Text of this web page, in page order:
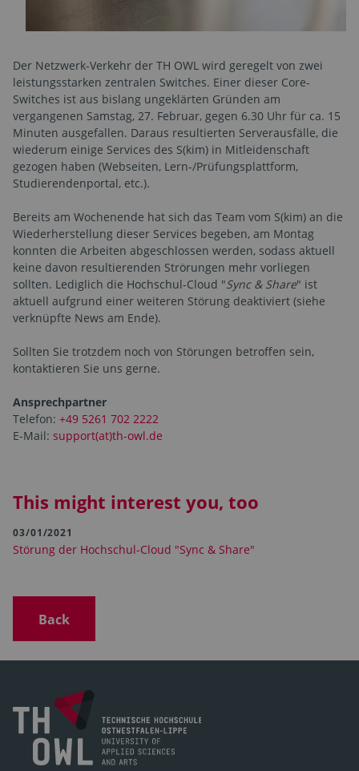
Der Netzwerk-Verkehr der TH OWL wird geregelt von zwei
leistungs­starken zentralen Switches. Einer dieser Core-
Switches ist aus bislang ungeklärten Gründen am
vergangenen Samstag, 27. Februar, gegen 6.30 Uhr für ca. 15
Minuten ausgefallen. Daraus resultierten Serverausfälle, die
wiederum einige Services des S(kim) in Mitleidenschaft
gezogen haben (Webseiten, Lern-/Prüfungsplattform,
Studierendenportal, etc.).
Bereits am Wochenende hat sich das Team vom S(kim) an die
Wiederherstellung dieser Services begeben, am Montag
konnten die Arbeiten abgeschlossen werden, sodass aktuell
keine davon resultierenden Strörungen mehr vorliegen
sollten. Lediglich die Hochschul-Cloud "Sync & Share" ist
aktuell aufgrund einer weiteren Störung deaktiviert (siehe
verknüpfte News am Ende).
Sollten Sie trotzdem noch von Störungen betroffen sein,
kontaktieren Sie uns gerne.
Ansprechpartner
Telefon: +49 5261 702 2222
E-Mail: support(at)th-owl.de
This might interest you, too
03/01/2021
Störung der Hochschul-Cloud "Sync & Share"
Back